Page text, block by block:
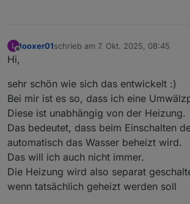
L looxer01schrieb am 7. Okt. 2025, 08:45
zuletzt editiert von
Hi,
sehr schön wie sich das entwickelt :)
Bei mir ist es so, dass ich eine
Diese ist unabhängig von der Heizung.
Das bedeutet, dass beim Einschalten
automatisch das Wasser beheizt wird.
Das will ich auch nicht immer.
Die Heizung wird also separat
wenn tatsächlich geheizt werden soll